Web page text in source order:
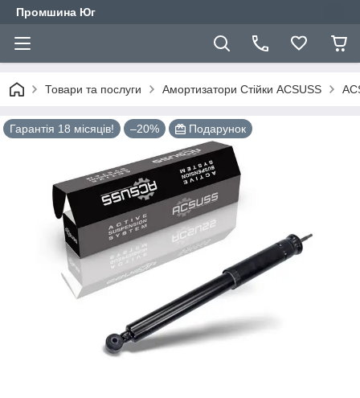
Промшина Юг
Товари та послуги Амортизатори Стійки ACSUSS
Гарантія 18 місяців! –20% Подарунок